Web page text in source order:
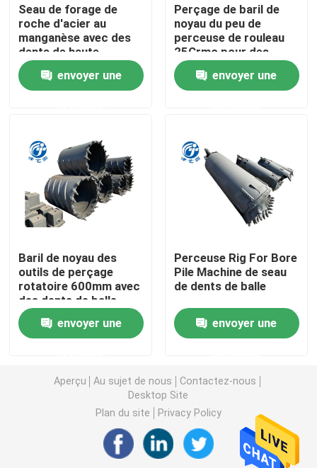
Nouvelles
Cas
Foreuse de roche
Kelly Bar Piling
Foreuse propre
séparateur de boue
Seau de Belling
Grippage de marteau
Seau de forage de
roche d'acier au
manganèse avec des
dents de haute
résistance
envoyer une
Perçage de baril de
noyau du peu de
perceuse de rouleau
25Crmo pour des
pièces de machines de
constructionenvoyer une
Baril de noyau des
outils de perçage
rotatoire 600mm avec
des dents de balle
envoyer une
Perceuse Rig For Bore
Pile Machine de seau
de dents de balle
envoyer une
Aperçu Au sujet de nous
Contactez-nous
Desktop Site
Plan du site
Privacy Policy